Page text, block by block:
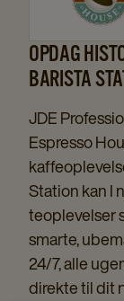
OPDAG
BARISTA
JDE
Espresso
Station kan I
teoplevelser
smarte,
24/7, alle
direkte til dit